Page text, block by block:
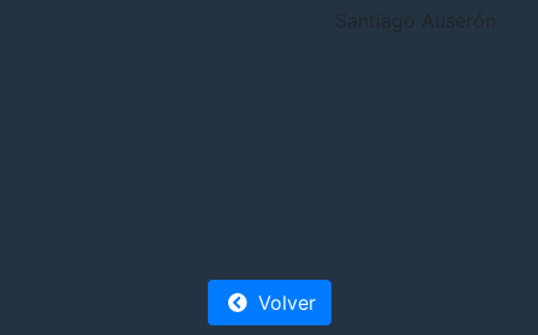
Santiago Auserón
Volver